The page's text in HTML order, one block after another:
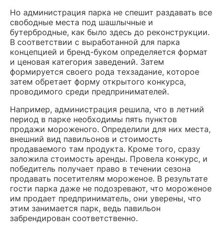
Но администрация парка не спешит раздавать все
свободные места под шашлычные и
бутербродные, как было здесь до реконструкции.
В соответствии с выработанной для парка
концепцией и бренд-буком определяется формат
и ценовая категория заведений. Затем
формируется своего рода техзадание, которое
затем обретает форму открытого конкурса,
проводимого среди предпринимателей.
Например, администрация решила, что в летний
период в парке необходимы пять пунктов
продажи мороженого. Определили для них места,
внешний вид павильонов и стоимость
продаваемого там продукта. Кроме того, сразу
заложила стоимость аренды. Провела конкурс, и
победитель получает право в течении сезона
продавать посетителям мороженое. В результате
гости парка даже не подозревают, что мороженое
им продает предприниматель, они уверены, что
этим занимается парк, ведь павильон
забрендирован соответственно.